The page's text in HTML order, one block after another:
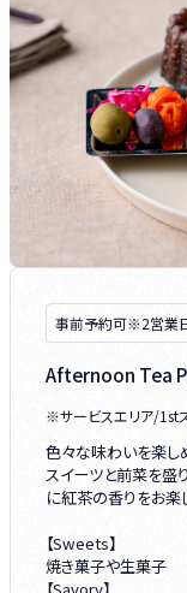
事前予約可※2営業
Afternoon Tea
※サービスエリア/1st
色々な味わいを楽し
スイーツと前菜を盛
に紅茶の香りをお楽
【Sweets】
焼き菓子や生菓子